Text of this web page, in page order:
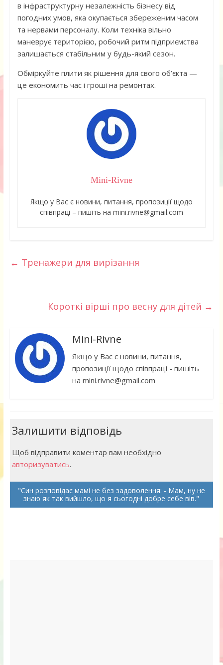
в інфраструктурну незалежність бізнесу від
погодних умов, яка окупається збереженим часом
та нервами персоналу. Коли техніка вільно
маневрує територією, робочий ритм підприємства
залишається стабільним у будь-який сезон.
Обміркуйте плити як рішення для свого об’єкта —
це економить час і гроші на ремонтах.
Mini-Rivne
Якщо у Вас є новини, питання, пропозиції щодо
співпраці – пишіть на mini.rivne@gmail.com
← Тренажери для вирізання
Короткі вірші про весну для дітей →
Mini-Rivne
Якщо у Вас є новини, питання,
пропозиції щодо співпраці - пишіть
на mini.rivne@gmail.com
Залишити відповідь
Щоб відправити коментар вам необхідно
авторизуватись.
Син розповідає мамі не без задоволення: - Мам, ну не
знаю як так вийшло, що я сьогодні добре себе вів.